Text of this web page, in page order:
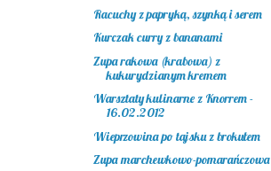
Racuchy z papryką, szynką i serem
Kurczak curry z bananami
Zupa rakowa (krabowa) z
kukurydzianym kremem
Warsztaty kulinarne z Knorrem -
16.02.2012
Wieprzowina po tajsku z brokułem
Zupa marchewkowo-pomarańczowa